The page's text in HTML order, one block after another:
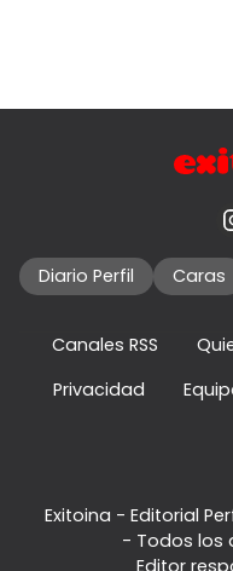
Diario Perfil Caras
Canales RSS
Privacidad
Exitoina - Editorial
- Todos los